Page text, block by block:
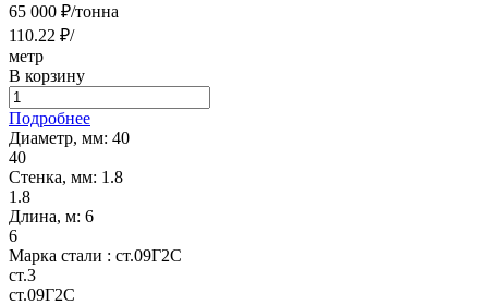
65 000 ₽/тонна
110.22 ₽/
метр
В корзину
Подробнее
Диаметр, мм: 40
40
Стенка, мм: 1.8
1.8
Длина, м: 6
6
Марка стали : ст.09Г2С
ст.3
ст.09Г2С